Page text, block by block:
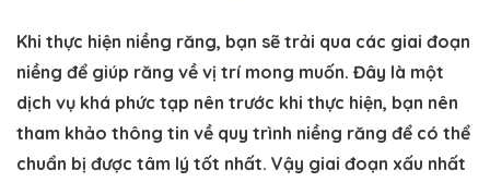
Khi thực hiện niềng răng, bạn sẽ trải qua các giai đoạn
niềng để giúp răng về vị trí mong muốn. Đây là một
dịch vụ khá phức tạp nên trước khi thực hiện, bạn nên
tham khảo thông tin về quy trình niềng răng để có thể
chuẩn bị được tâm lý tốt nhất. Vậy giai đoạn xấu nhất